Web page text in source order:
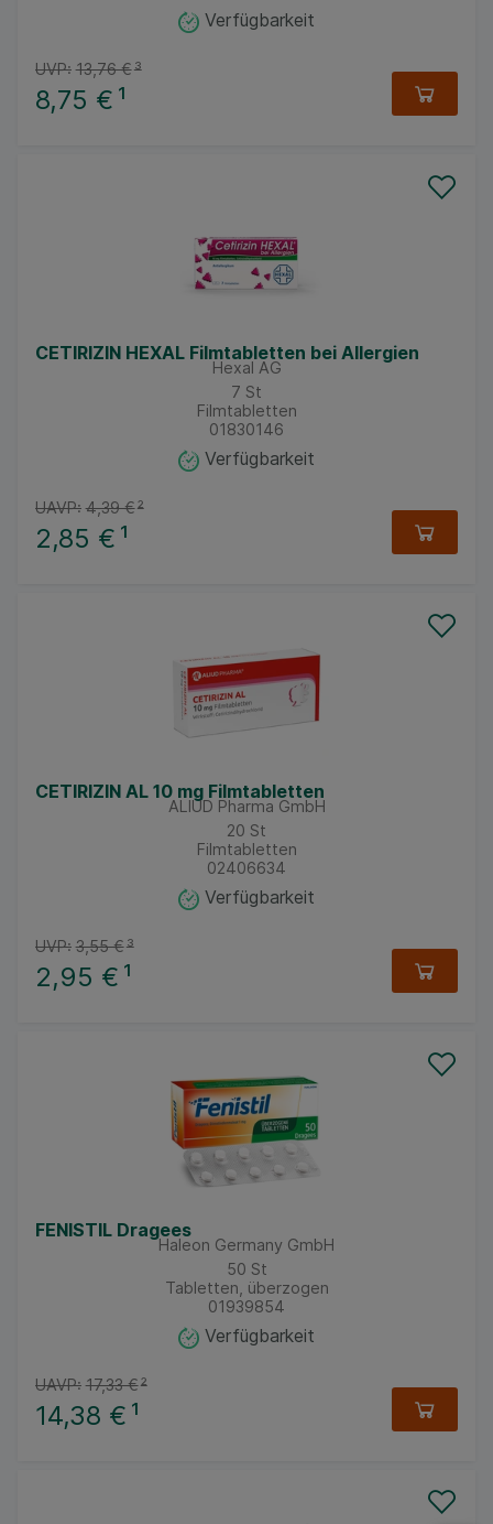
Verfügbarkeit
8,75 € ¹
UVP: 13,76 €³
CETIRIZIN HEXAL Filmtabletten bei Allergien
Hexal AG
7 St
Filmtabletten
01830146
Verfügbarkeit
2,85 € ¹
UAVP: 4,39 €²
CETIRIZIN AL 10 mg Filmtabletten
ALIUD Pharma GmbH
20 St
Filmtabletten
02406634
Verfügbarkeit
2,95 € ¹
UVP: 3,55 €³
FENISTIL Dragees
Haleon Germany GmbH
50 St
Tabletten, überzogen
01939854
Verfügbarkeit
14,38 € ¹
UAVP: 17,33 €²